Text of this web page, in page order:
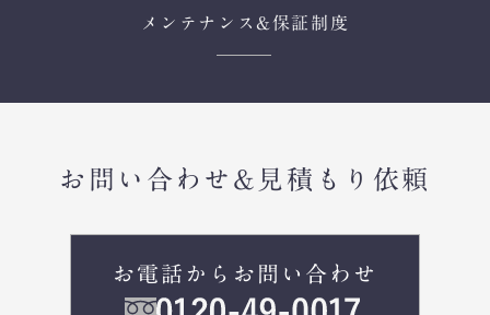
メンテナンス &保証制度
お問い合わせ&見積もり依頼
お電話からお問い合わせ